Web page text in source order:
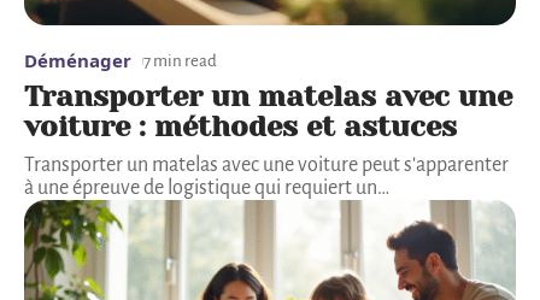
Déménager 7 min read
Transporter un matelas avec une
voiture : méthodes et astuces
Transporter un matelas avec une voiture peut s'apparenter
à une épreuve de logistique qui requiert un…